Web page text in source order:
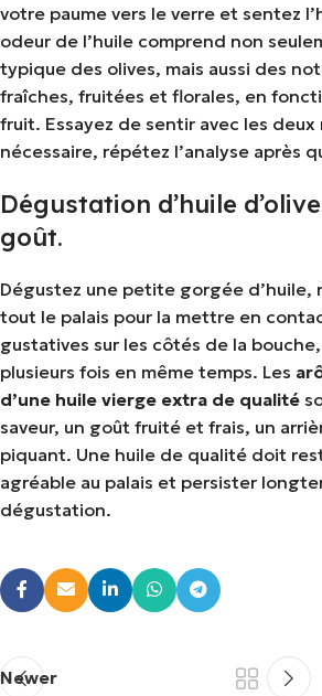
votre paume vers le verre et sentez
odeur de l’huile comprend non
typique des olives, mais aussi des
fraîches, fruitées et florales, en
fruit. Essayez de sentir avec les deux
nécessaire, répétez l’analyse après
Dégustation d’huile
goût.
Dégustez une petite gorgée d’huile,
tout le palais pour la mettre en
gustatives sur les côtés de la
plusieurs fois en même temps. Les
d’une huile vierge extra de qualité
saveur, un goût fruité et frais, un
piquant. Une huile de qualité doit
agréable au palais et persister
dégustation.
Newer